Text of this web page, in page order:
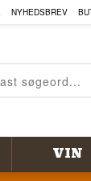
NYHEDSBREV
VIN